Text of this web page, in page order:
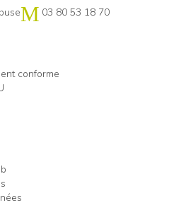
03 80 53 18 70
conforme